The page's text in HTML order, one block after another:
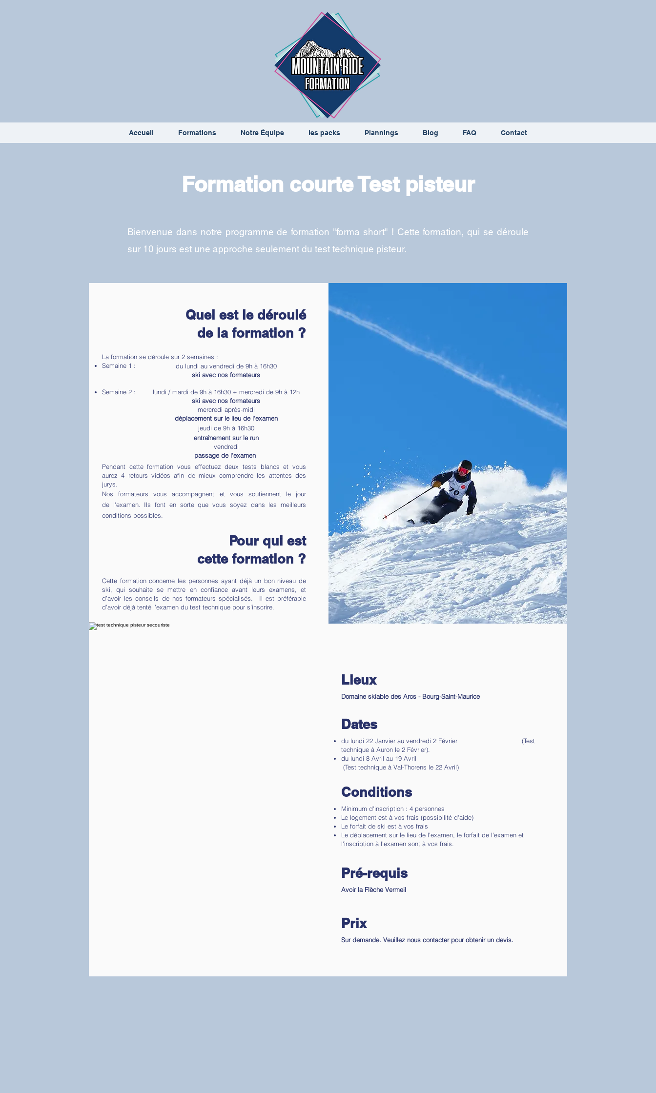
Accueil Formations Notre Équipe les packs Plannings Blog FAQ Contact
Formation courte Test pisteur
Bienvenue dans notre programme de formation "forma short" ! Cette formation, qui se déroule
sur 10 jours est une approche seulement du test technique pisteur.
Quel est le déroulé
de la formation ?
La formation se déroule sur 2 semaines :
Semaine 1 :
du lundi au vendredi de 9h à 16h30
ski avec nos formateurs
Semaine 2 : lundi / mardi de 9h à 16h30 + mercredi de 9h à 12h
ski avec nos formateurs
mercredi après-midi
déplacement sur le lieu de l'examen
jeudi de 9h à 16h30
entraînement sur le run
vendredi
passage de l'examen
Pendant cette formation vous effectuez deux tests blancs et vous
aurez 4 retours vidéos afin de mieux comprendre les attentes des
jurys.
Nos formateurs vous accompagnent et vous soutiennent le jour
de l'examen. Ils font en sorte que vous soyez dans les meilleurs
conditions possibles.
Pour qui est
cette formation ?
Cette formation concerne les personnes ayant déjà un bon niveau de
ski, qui souhaite se mettre en confiance avant leurs examens, et
d’avoir les conseils de nos formateurs spécialisés. Il est préférable
d’avoir déjà tenté l’examen du test technique pour s’inscrire.
Lieux
Domaine skiable des Arcs - Bourg-Saint-Maurice
Dates
du lundi 22 Janvier au vendredi 2 Février (Test
technique à Auron le 2 Février).
du lundi 8 Avril au 19 Avril
(Test technique à Val-Thorens le 22 Avril)
Conditions
Minimum d'inscription : 4 personnes
Le logement est à vos frais (possibilité d'aide)
Le forfait de ski est à vos frais
Le déplacement sur le lieu de l'examen, le forfait de l'examen et
l'inscription à l'examen sont à vos frais.
Pré-requis
Avoir la Flèche Vermeil
Prix
Sur demande. Veuillez nous contacter pour obtenir un devis.